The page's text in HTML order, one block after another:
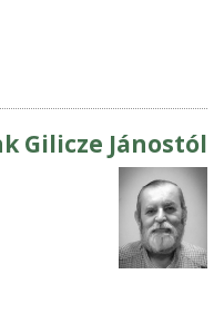
Gilicze Jánostól